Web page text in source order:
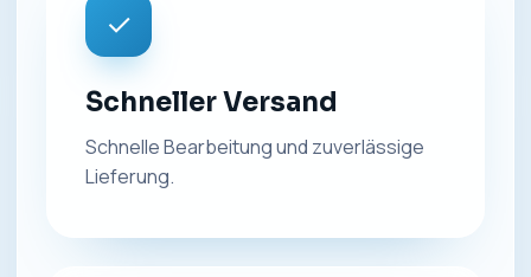
✓
Schneller Versand
Schnelle Bearbeitung und zuverlässige
Lieferung.